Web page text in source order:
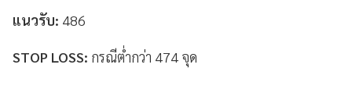
แนวรับ: 486
STOP LOSS: กรณีต่ำกว่า 474 จุด